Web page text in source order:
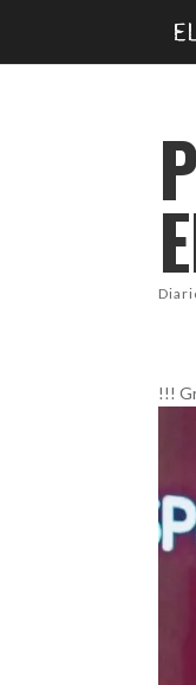
!!!